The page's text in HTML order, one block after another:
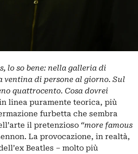
lo so bene: nella galleria di
ventina di persone al giorno. Sul
quattrocento. Cosa dovrei
linea puramente teorica, più
furbetta che sembra
il pretenzioso “more famous
La provocazione, in realtà,
Beatles – molto più